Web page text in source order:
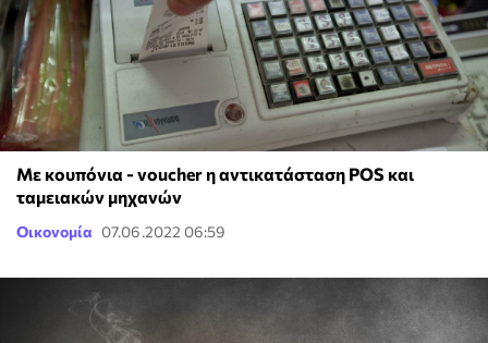
Με κουπόνια - voucher η αντικατάσταση POS και
ταμειακών μηχανών
Οικονομία 07.06.2022 06:59